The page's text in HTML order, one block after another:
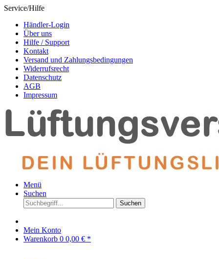
Service/Hilfe
Händler-Login
Über uns
Hilfe / Support
Kontakt
Versand und Zahlungsbedingungen
Widerrufsrecht
Datenschutz
AGB
Impressum
Menü
Suchen
Suchen
Mein Konto
Warenkorb 0 0,00 € *